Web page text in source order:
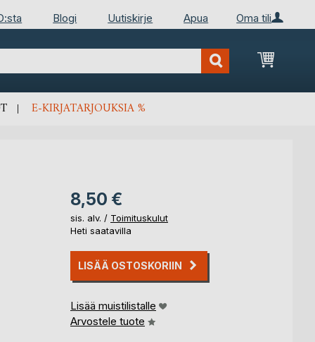
Oma tili
Blogi Uutiskirje Apua
E-KIRJATARJOUKSIA %
8,50 €
sis. alv. / Toimituskulut
Heti saatavilla
LISÄÄ OSTOSKORIIN
Lisää muistilistalle
Arvostele tuote